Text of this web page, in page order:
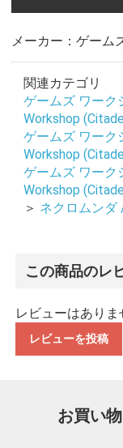
メーカー：ゲーム
関連カテゴリ
ゲームズ ワーク
Workshop
ゲームズ ワーク
Workshop
ゲームズ ワーク
Workshop
＞ ネクロムンダ
この商品のレ
レビューはありま
レビューを投稿
お買い